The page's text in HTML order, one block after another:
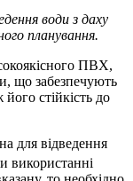
води з даху
планування.
ПВХ,
що забезпечують
стійкість до
для відведення
використанні